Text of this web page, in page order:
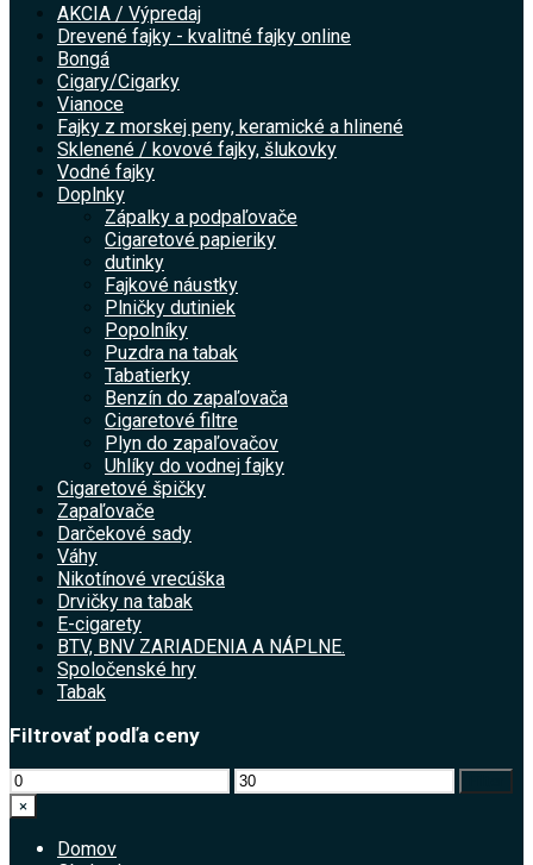
AKCIA / Výpredaj
Drevené fajky - kvalitné fajky online
Bongá
Cigary/Cigarky
Vianoce
Fajky z morskej peny, keramické a hlinené
Sklenené / kovové fajky, šlukovky
Vodné fajky
Doplnky
Zápalky a podpaľovače
Cigaretové papieriky
dutinky
Fajkové náustky
Plničky dutiniek
Popolníky
Puzdra na tabak
Tabatierky
Benzín do zapaľovača
Cigaretové filtre
Plyn do zapaľovačov
Uhlíky do vodnej fajky
Cigaretové špičky
Zapaľovače
Darčekové sady
Váhy
Nikotínové vrecúška
Drvičky na tabak
E-cigarety
BTV, BNV ZARIADENIA A NÁPLNE.
Spoločenské hry
Tabak
Filtrovať podľa ceny
Minimálna
cena
Maximálna
cena
×
Domov